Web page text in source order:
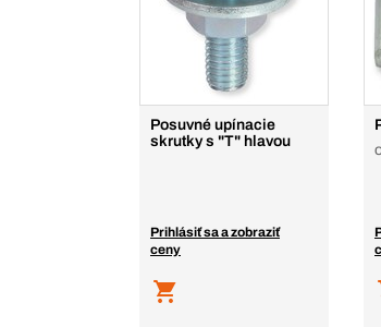
Posuvné upínacie
skrutky s "T" hlavou
Prihlásiť sa a zobraziť
ceny